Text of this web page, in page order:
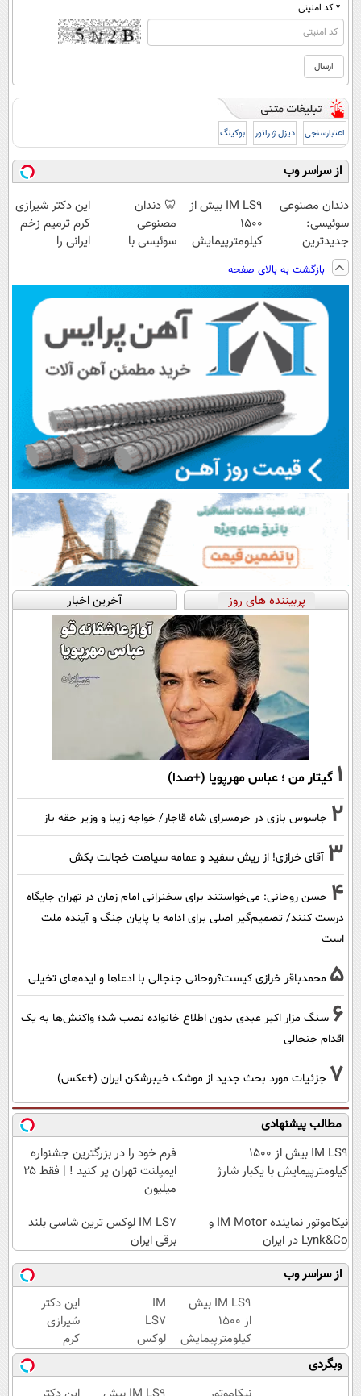
* کد امنیتی
اعتبارسنجی دیزل ژنراتور بوکینگ
از سراسر وب
دندان مصنوعی
سوئیسی:
جدیدترین
فناوری اروپا،
سبک و مقاوم |
پرداخت قسطی
IM LS9 بیش از
1500
کیلومترپیمایش
🦷 دندان
مصنوعی
سوئیسی با
پرداخت در 4
قسط |📍 تهران
این دکتر شیرازی
کرم ترمیم زخم
ایرانی را
بازگشت به بالای صفحه
پربیننده های روز آخرین اخبار
1 گیتار من ؛ عباس مهرپویا (+صدا)
2 جاسوس بازی در حرمسرای شاه قاجار/ خواجه زیبا و وزیر حقه باز
3 آقای خرازی! از ریش سفید و عمامه سیاهت خجالت بکش
4 حسن روحانی: می‌خواستند برای سخنرانی امام زمان در تهران جایگاه
درست کنند/ تصمیم‌گیر اصلی برای ادامه یا پایان جنگ و آینده ملت
است
5 محمدباقر خرازی کیست؟روحانی جنجالی با ادعاها و ایده‌های تخیلی
6 سنگ مزار اکبر عبدی بدون اطلاع خانواده نصب شد؛ واکنش‌ها به یک
اقدام جنجالی
7 جزئیات مورد بحث جدید از موشک خیبرشکن ایران (+عکس)
مطالب پیشنهادی
IM LS9 بیش از 1500
کیلومترپیمایش با یکبار شارژ
فرم خود را در بزرگترین جشنواره
ایمپلنت تهران پر کنید ! | فقط ۲۵
میلیون
نیکاموتور نماینده IM Motor و
Lynk&Co در ایران
IM LS7 لوکس ترین شاسی بلند
برقی ایران
از سراسر وب
IM LS9 بیش
از 1500
کیلومترپیمایش
با یکبار شارژ
IM
LS7
لوکس
ترین
شاسی
این دکتر
شیرازی
کرم
ترمیم
زخم
وبگردی